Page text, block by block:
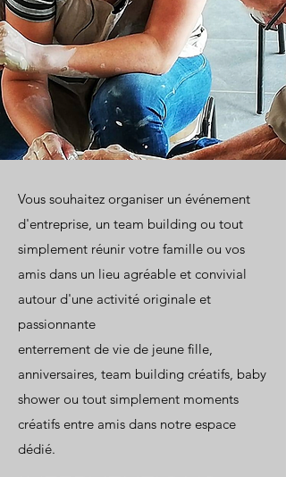
Vous souhaitez organiser un événement
d'entreprise, un team building ou tout
simplement réunir votre famille ou vos
amis dans un lieu agréable et convivial
autour d'une activité originale et
passionnante
enterrement de vie de jeune fille,
anniversaires, team building créatifs, baby
shower ou tout simplement moments
créatifs entre amis dans notre espace
dédié.